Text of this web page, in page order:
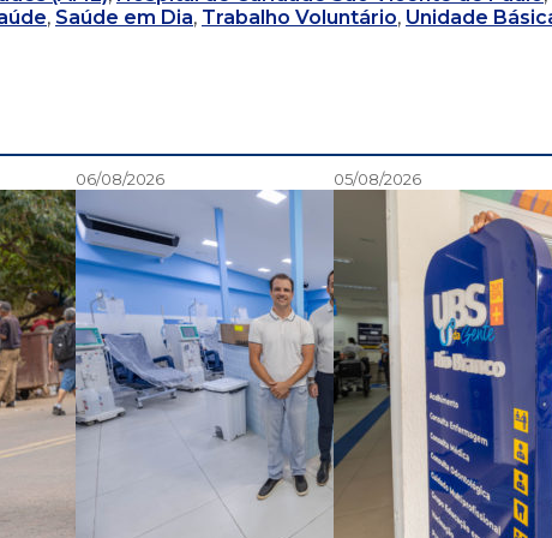
, Saúde em Dia, Trabalho Voluntário, Unidade
06/08/2026 05/08/2026